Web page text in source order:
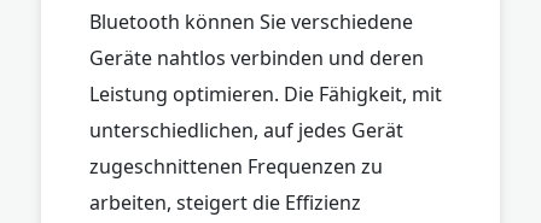
Bluetooth können Sie verschiedene
Geräte nahtlos verbinden und deren
Leistung optimieren. Die Fähigkeit, mit
unterschiedlichen, auf jedes Gerät
zugeschnittenen Frequenzen zu
arbeiten, steigert die Effizienz